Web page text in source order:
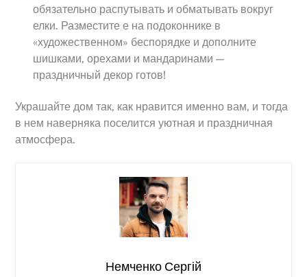
обязательно распутывать и обматывать вокруг
елки. Разместите е на подоконнике в
«художественном» беспорядке и дополните
шишками, орехами и мандаринами —
праздничный декор готов!
Украшайте дом так, как нравится именно вам, и тогда
в нем наверняка поселится уютная и праздничная
атмосфера.
Немченко Сергій